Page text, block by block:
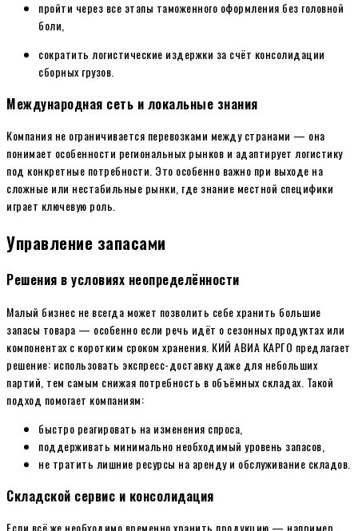
пройти через все этапы таможенного оформления без головной
боли,
сократить логистические издержки за счёт консолидации
сборных грузов.
Международная сеть и локальные знания
Компания не ограничивается перевозками между странами — она
понимает особенности региональных рынков и адаптирует логистику
под конкретные потребности. Это особенно важно при выходе на
сложные или нестабильные рынки, где знание местной специфики
играет ключевую роль.
Управление запасами
Решения в условиях неопределённости
Малый бизнес не всегда может позволить себе хранить большие
запасы товара — особенно если речь идёт о сезонных продуктах или
компонентах с коротким сроком хранения. КИЙ АВИА КАРГО предлагает
решение: использовать экспресс-доставку даже для небольших
партий, тем самым снижая потребность в объёмных складах. Такой
подход помогает компаниям:
быстро реагировать на изменения спроса,
поддерживать минимально необходимый уровень запасов,
не тратить лишние ресурсы на аренду и обслуживание складов.
Складской сервис и консолидация